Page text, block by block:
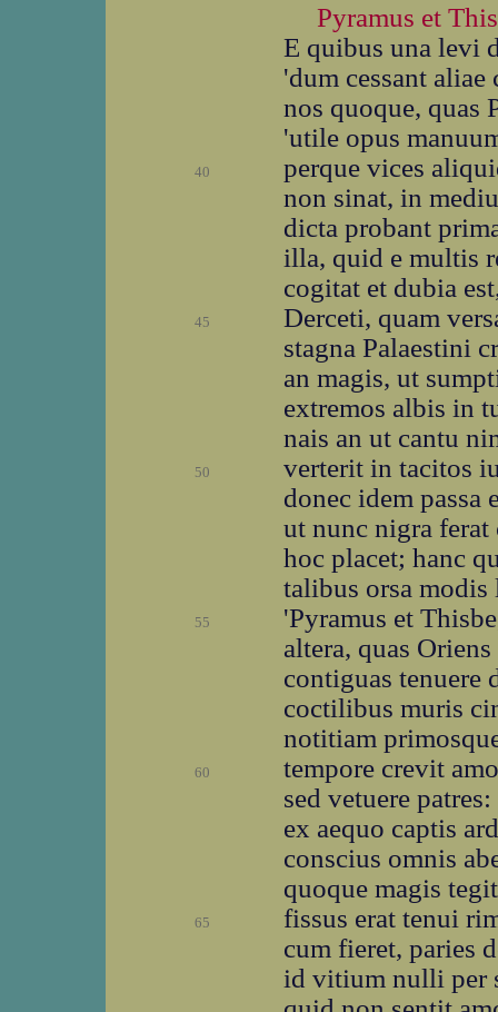
Pyramus et
E quibus una levi
'dum cessant aliae
nos quoque, quas
'utile opus
40
perque vices
non sinat, in
dicta probant
illa, quid e multis
cogitat et dubia
45
Derceti, quam
stagna Palaestini
an magis, ut
extremos albis in
nais an ut cantu
50
verterit in tacitos
donec idem passa
ut nunc nigra
hoc placet; hanc
talibus orsa modis
55
'Pyramus et
altera, quas
contiguas tenuere
coctilibus muris
notitiam
60
tempore crevit
sed vetuere
ex aequo captis
conscius omnis
quoque magis
65
fissus erat tenui
cum fieret, paries
id vitium nulli per